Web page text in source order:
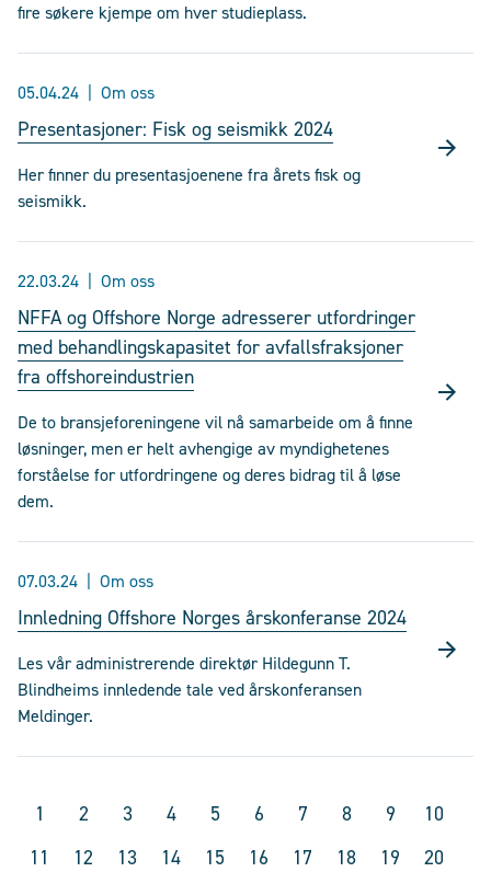
fire søkere kjempe om hver studieplass.
05.04.24 Om oss
Presentasjoner: Fisk og seismikk 2024
Her finner du presentasjoenene fra årets fisk og
seismikk.
22.03.24 Om oss
NFFA og Offshore Norge adresserer utfordringer
med behandlingskapasitet for avfallsfraksjoner
fra offshoreindustrien
De to bransjeforeningene vil nå samarbeide om å finne
løsninger, men er helt avhengige av myndighetenes
forståelse for utfordringene og deres bidrag til å løse
dem.
07.03.24 Om oss
Innledning Offshore Norges årskonferanse 2024
Les vår administrerende direktør Hildegunn T.
Blindheims innledende tale ved årskonferansen
Meldinger.
1 2 3 4 5 6 7 8 9
10
11
12 13 14 15 16 17 18 19
20